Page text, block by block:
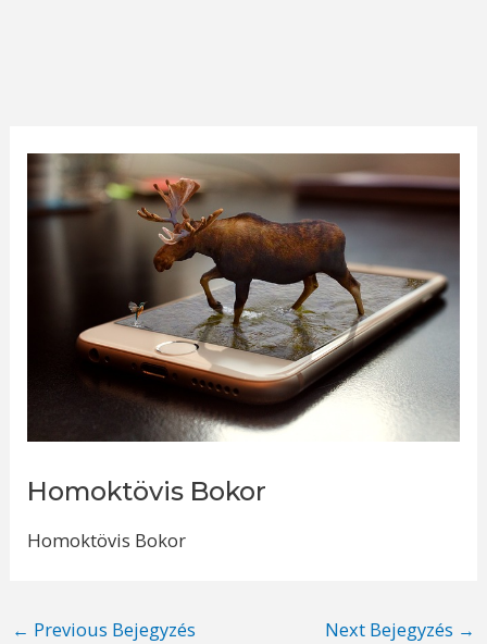
Homoktövis Bokor
Homoktövis Bokor
Post
← Previous Bejegyzés Next Bejegyzés →